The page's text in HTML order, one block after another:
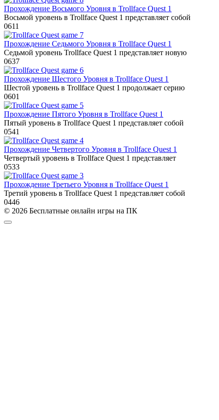
Прохождение Восьмого Уровня в Trollface Quest 1
Восьмой уровень в Trollface Quest 1 представляет собой
0611
Прохождение Седьмого Уровня в Trollface Quest 1
Седьмой уровень Trollface Quest 1 представляет новую
0637
Прохождение Шестого Уровня в Trollface Quest 1
Шестой уровень в Trollface Quest 1 продолжает серию
0601
Прохождение Пятого Уровня в Trollface Quest 1
Пятый уровень в Trollface Quest 1 представляет собой
0541
Прохождение Четвертого Уровня в Trollface Quest 1
Четвертый уровень в Trollface Quest 1 представляет
0533
Прохождение Третьего Уровня в Trollface Quest 1
Третий уровень в Trollface Quest 1 представляет собой
0446
© 2026 Бесплатные онлайн игры на ПК